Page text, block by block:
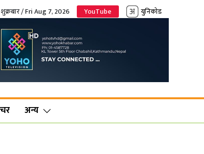
/ Fri Aug 7, 2026 YouTube युनिकोड
अन्य